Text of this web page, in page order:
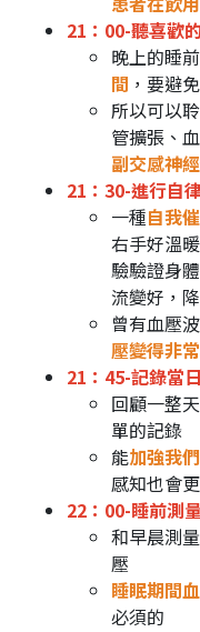
21：00-聽喜歡
晚上的睡
間 ，要避
所以可以
管擴張、
副交感神
21：30-進行自
一種自我
右手好溫
驗驗證身
流變好，
曾有血壓
壓變得非
21：45-記錄當
回顧一整
單的記錄
能加強我
感知也會
22：00-睡前測
和早晨測
壓
睡眠期間
必須的